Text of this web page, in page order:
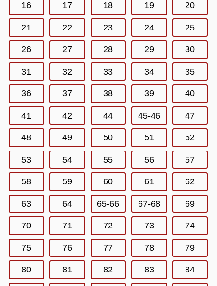
16 17 18 19 20
21 22 23 24 25
26 27 28 29 30
31 32 33 34 35
36 37 38 39 40
41 42 44 45-46 47
48 49 50 51 52
53 54 55 56 57
58 59 60 61 62
63 64 65-66 67-68 69
70 71 72 73 74
75 76 77 78 79
80 81 82 83 84